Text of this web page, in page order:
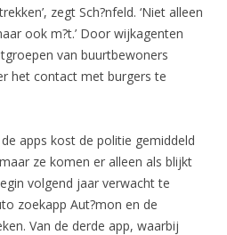
zegt Sch?nfeld. ‘Niet alleen
ook m?t.’ Door wijkagenten
van buurtbewoners
het contact met burgers te
apps kost de politie gemiddeld
ze komen er alleen als blijkt
volgend jaar verwacht te
zoekapp Aut?mon en de
Van de derde app, waarbij